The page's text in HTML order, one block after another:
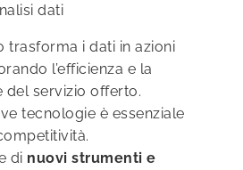
dati
trasforma i dati in azioni
l’efficienza e la
del servizio offerto.
tecnologie è essenziale
di nuovi strumenti e